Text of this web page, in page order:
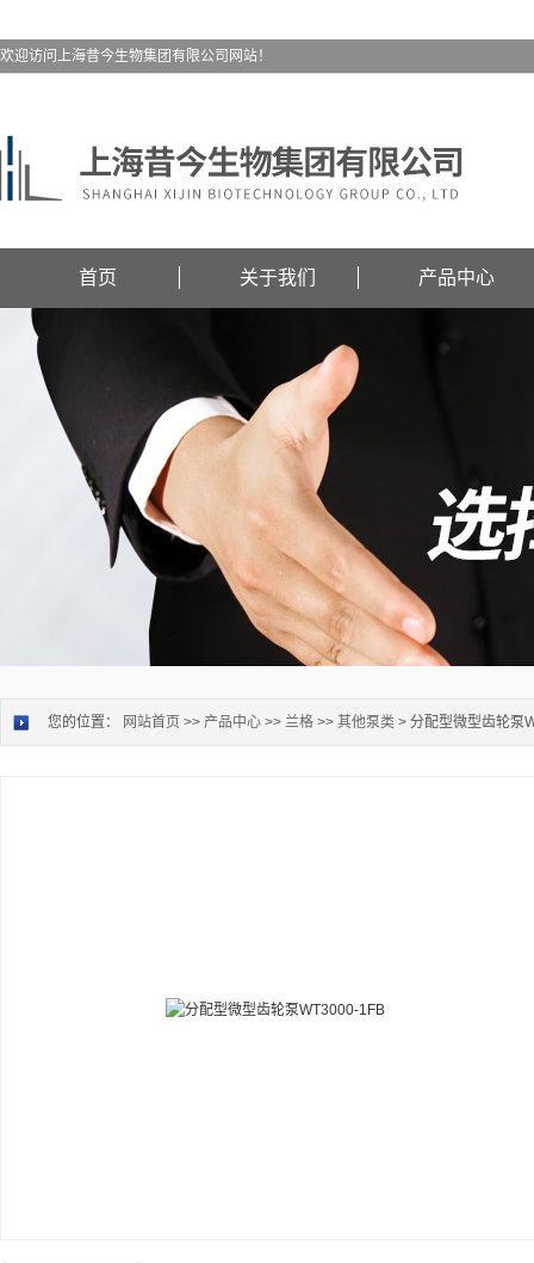
欢迎访问上海昔今生物集团有限公司网站！
首页 关于我们 产品中心
您的位置： 网站首页 >> 产品中心 >> 兰格 >> 其他泵类 > 分配型微型齿轮泵